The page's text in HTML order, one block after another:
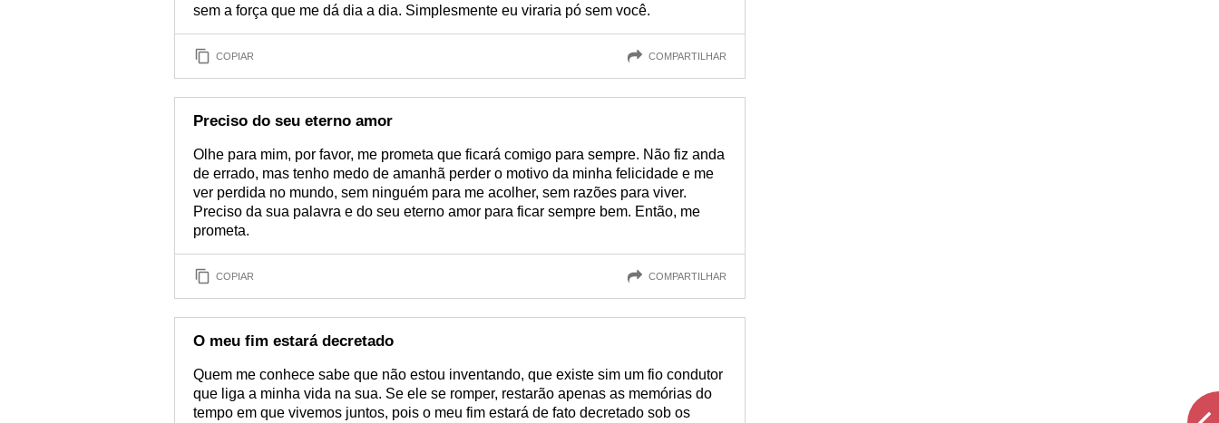
sem a força que me dá dia a dia. Simplesmente eu viraria pó sem você.
COPIAR COMPARTILHAR
Preciso do seu eterno amor
Olhe para mim, por favor, me prometa que ficará comigo para sempre. Não fiz anda
de errado, mas tenho medo de amanhã perder o motivo da minha felicidade e me
ver perdida no mundo, sem ninguém para me acolher, sem razões para viver.
Preciso da sua palavra e do seu eterno amor para ficar sempre bem. Então, me
prometa.
COPIAR COMPARTILHAR
O meu fim estará decretado
Quem me conhece sabe que não estou inventando, que existe sim um fio condutor
que liga a minha vida na sua. Se ele se romper, restarão apenas as memórias do
tempo em que vivemos juntos, pois o meu fim estará de fato decretado sob os